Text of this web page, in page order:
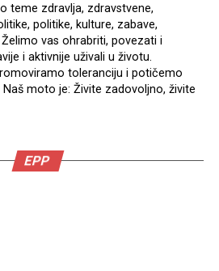
teme zdravlja, zdravstvene,
politike, kulture, zabave,
vas ohrabriti, povezati i
i aktivnije uživali u životu.
toleranciju i potičemo
moto je: Živite zadovoljno, živite
EPP